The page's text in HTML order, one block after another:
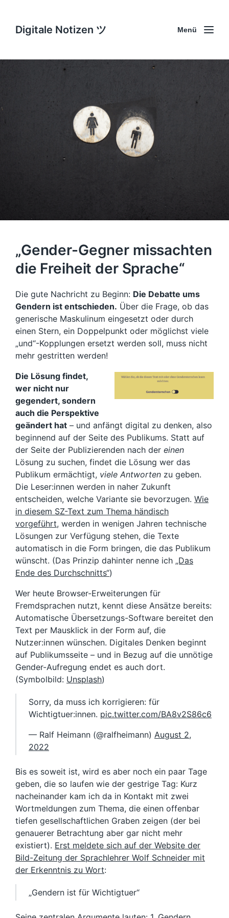
Digitale Notizen ツ Menü
„Gender-Gegner missachten
die Freiheit der Sprache“
Die gute Nachricht zu Beginn: Die Debatte ums
Gendern ist entschieden. Über die Frage, ob das
generische Maskulinum eingesetzt oder durch
einen Stern, ein Doppelpunkt oder möglichst viele
„und“-Kopplungen ersetzt werden soll, muss nicht
mehr gestritten werden!
Die Lösung findet,
wer nicht nur
gegendert, sondern
auch die Perspektive
geändert hat – und anfängt digital zu denken, also
beginnend auf der Seite des Publikums. Statt auf
der Seite der Publizierenden nach der einen
Lösung zu suchen, findet die Lösung wer das
Publikum ermächtigt, viele Antworten zu geben.
Die Leser:innen werden in naher Zukunft
entscheiden, welche Variante sie bevorzugen. Wie
in diesem SZ-Text zum Thema händisch
vorgeführt, werden in wenigen Jahren technische
Lösungen zur Verfügung stehen, die Texte
automatisch in die Form bringen, die das Publikum
wünscht. (Das Prinzip dahinter nenne ich „Das
Ende des Durchschnitts“)
Wer heute Browser-Erweiterungen für
Fremdsprachen nutzt, kennt diese Ansätze bereits:
Automatische Übersetzungs-Software bereitet den
Text per Mausklick in der Form auf, die
Nutzer:innen wünschen. Digitales Denken beginnt
auf Publikumsseite – und in Bezug auf die unnötige
Gender-Aufregung endet es auch dort.
(Symbolbild: Unsplash)
Sorry, da muss ich korrigieren: für
Wichtigtuer:innen. pic.twitter.com/BA8v2S86c6
— Ralf Heimann (@ralfheimann) August 2,
2022
Bis es soweit ist, wird es aber noch ein paar Tage
geben, die so laufen wie der gestrige Tag: Kurz
nacheinander kam ich da in Kontakt mit zwei
Wortmeldungen zum Thema, die einen offenbar
tiefen gesellschaftlichen Graben zeigen (der bei
genauerer Betrachtung aber gar nicht mehr
existiert). Erst meldete sich auf der Website der
Bild-Zeitung der Sprachlehrer Wolf Schneider mit
der Erkenntnis zu Wort:
„Gendern ist für Wichtigtuer“